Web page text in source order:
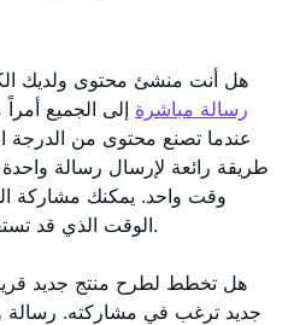
هل أنت منشئ محتوى ولديك
رسالة مباشرة إلى الجميع
عندما تصنع محتوى من الدرجة
طريقة رائعة لإرسال رسالة
وقت واحد. يمكنك مشاركة
الوقت الذي قد تستغرقه لإخبار الجميع بشيء ما.
هل تخطط لطرح منتج جديد
جديد ترغب في مشاركته. رسالة